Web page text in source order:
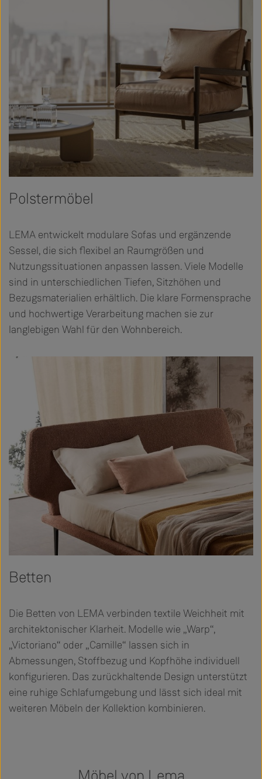
Polstermöbel
LEMA entwickelt modulare Sofas und ergänzende
Sessel, die sich flexibel an Raumgrößen und
Nutzungssituationen anpassen lassen. Viele Modelle
sind in unterschiedlichen Tiefen, Sitzhöhen und
Bezugsmaterialien erhältlich. Die klare Formensprache
und hochwertige Verarbeitung machen sie zur
langlebigen Wahl für den Wohnbereich.
Betten
Die Betten von LEMA verbinden textile Weichheit mit
architektonischer Klarheit. Modelle wie „Warp“,
„Victoriano“ oder „Camille“ lassen sich in
Abmessungen, Stoffbezug und Kopfhöhe individuell
konfigurieren. Das zurückhaltende Design unterstützt
eine ruhige Schlafumgebung und lässt sich ideal mit
weiteren Möbeln der Kollektion kombinieren.